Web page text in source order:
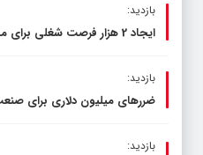
بازدید:
ایجاد 2 هزار فرصت شغلی برای مددجویان طی ۵ سال گذشته
بازدید:
ضررهای میلیون دلاری برای
بازدید: